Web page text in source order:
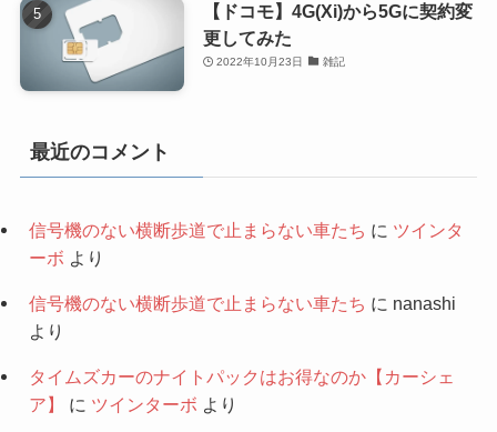
【ドコモ】4G(Xi)から5Gに契約変
更してみた
2022年10月23日 雑記
最近のコメント
信号機のない横断歩道で止まらない車たち に ツインタ
ーボ より
信号機のない横断歩道で止まらない車たち に nanashi
より
タイムズカーのナイトパックはお得なのか【カーシェ
ア】
に ツインターボ より